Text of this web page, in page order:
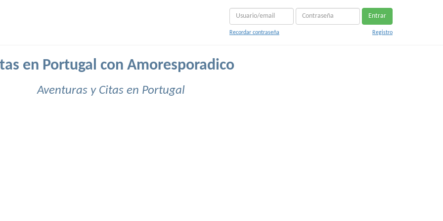
Entrar
Recordar contraseña Registro
en Portugal con Amoresporadico
Aventuras y Citas en Portugal